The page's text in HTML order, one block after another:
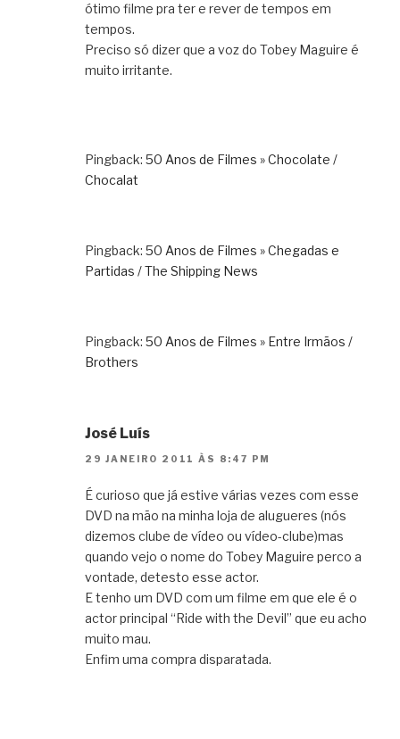
ótimo filme pra ter e rever de tempos em
tempos.
Preciso só dizer que a voz do Tobey Maguire é
muito irritante.
Pingback: 50 Anos de Filmes » Chocolate /
Chocalat
Pingback: 50 Anos de Filmes » Chegadas e
Partidas / The Shipping News
Pingback: 50 Anos de Filmes » Entre Irmãos /
Brothers
José Luís
29 JANEIRO 2011 ÀS 8:47 PM
É curioso que já estive várias vezes com esse
DVD na mão na minha loja de alugueres (nós
dizemos clube de vídeo ou vídeo-clube)mas
quando vejo o nome do Tobey Maguire perco a
vontade, detesto esse actor.
E tenho um DVD com um filme em que ele é o
actor principal “Ride with the Devil” que eu acho
muito mau.
Enfim uma compra disparatada.